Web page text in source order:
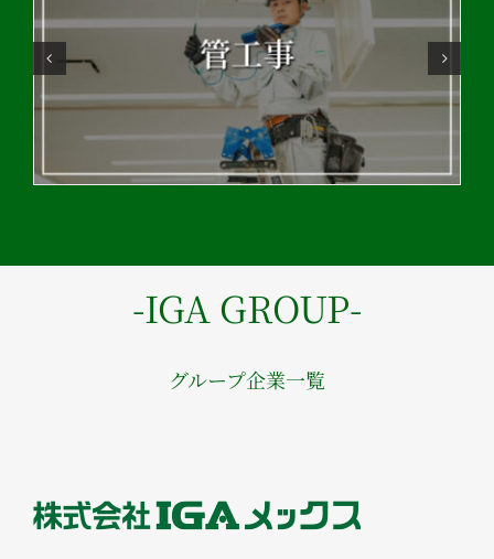
-IGA GROUP-
グループ企業一覧